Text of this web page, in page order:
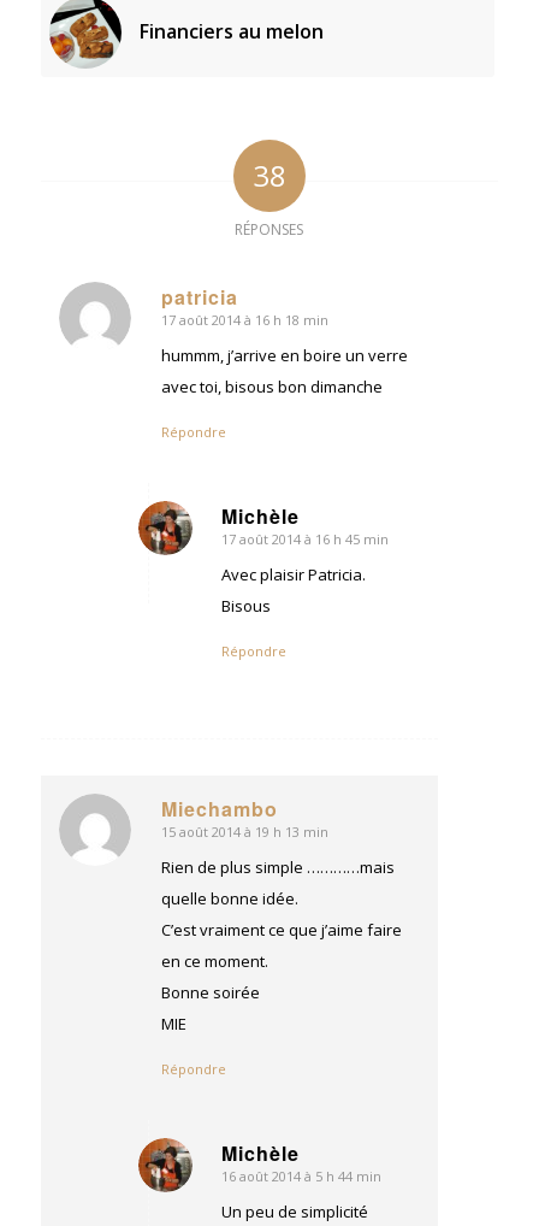
Financiers au melon
38
RÉPONSES
patricia
dit
:
17 août 2014 à 16 h 18 min
hummm, j’arrive en boire un verre
avec toi, bisous bon dimanche
Répondre
Michèle
dit
17 août 2014 à 16 h 45 min
Avec plaisir Patricia.
Bisous
Répondre
Miechambo
dit
:
15 août 2014 à 19 h 13 min
Rien de plus simple …………mais
quelle bonne idée.
C’est vraiment ce que j’aime faire
en ce moment.
Bonne soirée
MIE
Répondre
Michèle
dit
16 août 2014 à 5 h 44 min
Un peu de simplicité